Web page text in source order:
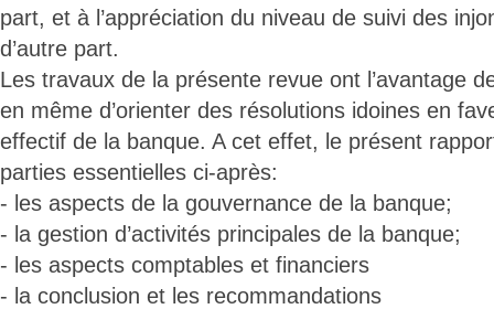
part, et à l’appréciation du niveau de suivi des
d’autre part.
Les travaux de la présente revue ont l’avantage
en même d’orienter des résolutions idoines en
effectif de la banque. A cet effet, le présent
parties essentielles ci-après:
- les aspects de la gouvernance de la banque;
- la gestion d’activités principales de la banque;
- les aspects comptables et financiers
- la conclusion et les recommandations